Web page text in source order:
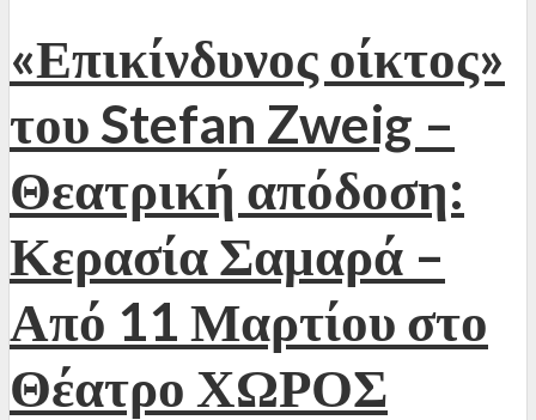
«Επικίνδυνος οίκτος»
του Stefan Zweig –
Θεατρική απόδοση:
Κερασία Σαμαρά –
Από 11 Μαρτίου στο
Θέατρο ΧΩΡΟΣ